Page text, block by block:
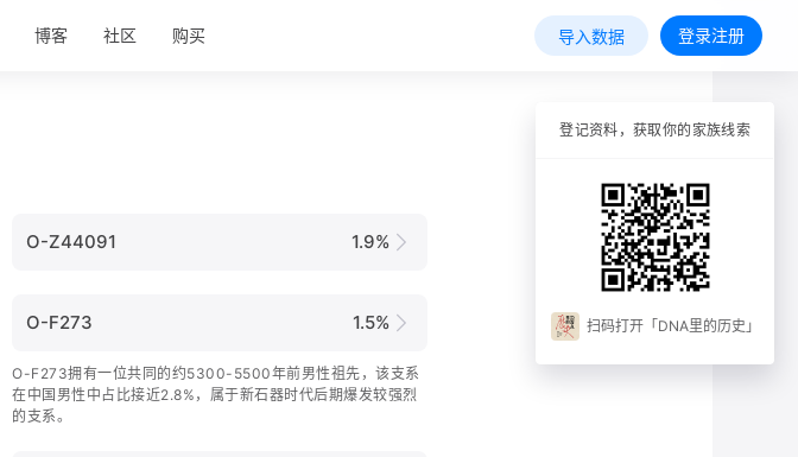
博客 社区 购买 导入数据 登录注册
O-Z44091 1.9%
O-F273 1.5%
O-F273拥有一位共同的约5300-5500年前男性祖先，该支系
在中国男性中占比接近2.8%，属于新石器时代后期爆发较强烈
的支系。
登记资料，获取你的家族线索
扫码打开「DNA里的历史」